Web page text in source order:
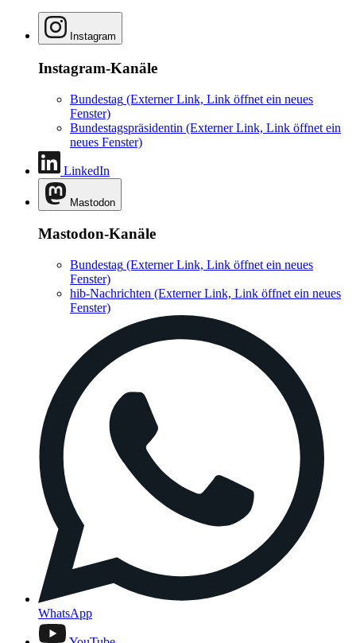
Instagram
Instagram-Kanäle
Bundestag (Externer Link, Link öffnet ein neues
Fenster)
Bundestagspräsidentin (Externer Link, Link öffnet ein
neues Fenster)
LinkedIn
Mastodon
Mastodon-Kanäle
Bundestag (Externer Link, Link öffnet ein neues
Fenster)
hib-Nachrichten (Externer Link, Link öffnet ein neues
Fenster)
WhatsApp